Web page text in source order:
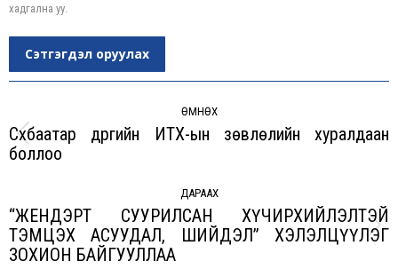
хадгална уу.
Сэтгэгдэл оруулах
navigation
ӨМНӨХ
Previous
Сүхбаатар дүүргийн ИТХ-ын зөвлөлийн хуралдаан
боллоо
ДАРААХ
Next
“ЖЕНДЭРТ СУУРИЛСАН ХҮЧИРХИЙЛЭЛТЭЙ
ТЭМЦЭХ АСУУДАЛ, ШИЙДЭЛ” ХЭЛЭЛЦҮҮЛЭГ
ЗОХИОН БАЙГУУЛЛАА